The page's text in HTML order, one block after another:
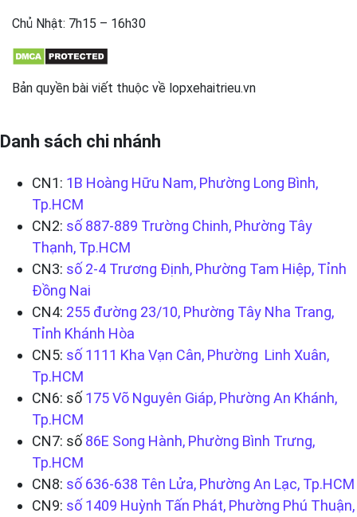
Chủ Nhật: 7h15 – 16h30
Bản quyền bài viết thuộc về lopxehaitrieu.vn
Danh sách chi nhánh
CN1: 1B Hoàng Hữu Nam, Phường Long Bình,
Tp.HCM
CN2: số 887-889 Trường Chinh, Phường Tây
Thạnh, Tp.HCM
CN3: số 2-4 Trương Định, Phường Tam Hiệp, Tỉnh
Đồng Nai
CN4: 255 đường 23/10, Phường Tây Nha Trang,
Tỉnh Khánh Hòa
CN5: số 1111 Kha Vạn Cân, Phường Linh Xuân,
Tp.HCM
CN6: số175 Võ Nguyên Giáp, Phường An Khánh,
Tp.HCM
CN7: số86E Song Hành, Phường Bình Trưng,
Tp.HCM
CN8: số 636-638 Tên Lửa, Phường An Lạc, Tp.HCM
CN9: số 1409 Huỳnh Tấn Phát, Phường Phú Thuận,